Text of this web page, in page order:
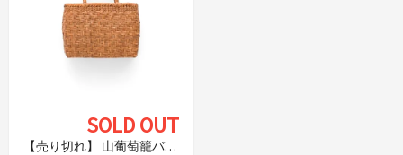
SOLD OUT
【売り切れ】 山葡萄籠バッグ 網代編み（小）